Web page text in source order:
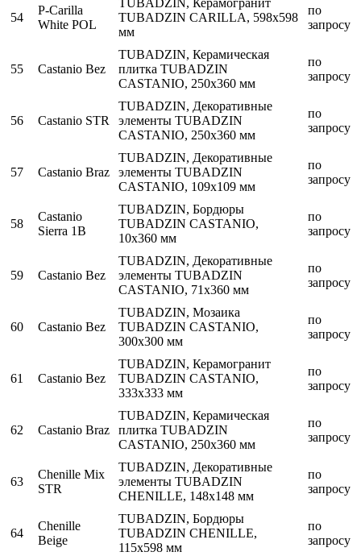
54
P-Carilla
White POL
TUBADZIN, Керамогранит
TUBADZIN CARILLA, 598x598
мм
по
запросу
55 Castanio Bez
TUBADZIN, Керамическая
плитка TUBADZIN
CASTANIO, 250x360 мм
по
запросу
56 Castanio STR
TUBADZIN, Декоративные
элементы TUBADZIN
CASTANIO, 250x360 мм
по
запросу
57 Castanio Braz
TUBADZIN, Декоративные
элементы TUBADZIN
CASTANIO, 109x109 мм
по
запросу
58
Castanio
Sierra 1B
TUBADZIN, Бордюры
TUBADZIN CASTANIO,
10x360 мм
по
запросу
59 Castanio Bez
TUBADZIN, Декоративные
элементы TUBADZIN
CASTANIO, 71x360 мм
по
запросу
60 Castanio Bez
TUBADZIN, Мозаика
TUBADZIN CASTANIO,
300x300 мм
по
запросу
61 Castanio Bez
TUBADZIN, Керамогранит
TUBADZIN CASTANIO,
333x333 мм
по
запросу
62 Castanio Braz
TUBADZIN, Керамическая
плитка TUBADZIN
CASTANIO, 250x360 мм
по
запросу
63
Chenille Mix
STR
TUBADZIN, Декоративные
элементы TUBADZIN
CHENILLE, 148x148 мм
по
запросу
64
Chenille
Beige
TUBADZIN, Бордюры
TUBADZIN CHENILLE,
115x598 мм
по
запросу